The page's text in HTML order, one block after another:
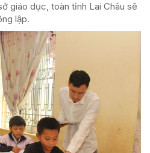
giáo dục, toàn tỉnh Lai Châu sẽ
lập.